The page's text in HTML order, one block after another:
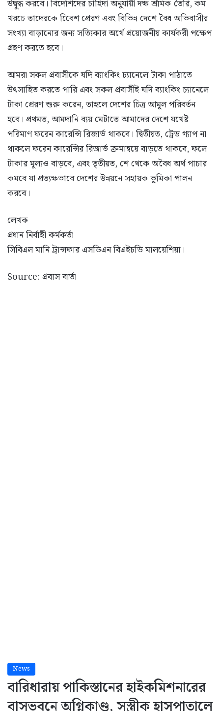
উদ্বুদ্ধ করবে। বিদেশিদের চাহিদা অনুযায়ী দক্ষ শ্রমিক তৈরি, কম
খরচে তাদেরকে বিেেশ প্রেরণ এবং বিভিন্ন দেশে বৈধ অভিবাসীর
সংখ্যা বাড়ানোর জন্য সত্যিকার অর্থে প্রয়োজনীয় কার্যকরী পক্ষেপ
গ্রহণ করতে হবে।
আমরা সকল প্রবাসীকে যদি ব্যাংকিং চ্যানেলে টাকা পাঠাতে
উৎসাহিত করতে পারি এবং সকল প্রবাসীই যদি ব্যাংকিং চ্যানেলে
টাকা প্রেরণ শুরু করেন, তাহলে দেশের চিত্র আমূল পরিবর্তন
হবে। প্রথমত, আমদানি ব্যয় মেটাতে আমাদের দেশে যথেষ্ট
পরিমাণ ফরেন কারেন্সি রিজার্ভ থাকবে। দ্বিতীয়ত, ট্রেড গ্যাপ না
থাকলে ফরেন কারেন্সির রিজার্ভ ক্রমান্বয়ে বাড়তে থাকবে, ফলে
টাকার মূল্যও বাড়বে, এবং তৃতীয়ত, শে থেকে অবৈধ অর্থ পাচার
কমবে যা প্রত্যক্ষভাবে দেশের উন্নয়নে সহায়ক ভূমিকা পালন
করবে।
লেখক
প্রধান নির্বাহী কর্মকর্তা
সিবিএল মানি ট্রান্সফার এসডিএন বিএইচডি মালয়েশিয়া।
Source: প্রবাস বার্তা